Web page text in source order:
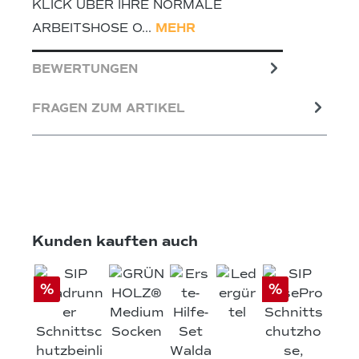
ICK ÜBER IHRE NORMALE AR
BEITSHOSE O… MEHR
BEWERTUNGEN
FRAGEN ZUM ARTIKEL
Produktgalerie überspringen
Kunden kauften auch
% %